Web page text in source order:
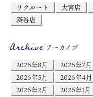
リクルート
大宮店
深谷店
Archiveアーカイブ
2026年8月
2026年7月
2026年5月
2026年4月
2026年2月
2026年1月